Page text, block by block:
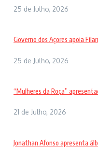
25 de Julho, 2026
Governo dos Açores apoia
25 de Julho, 2026
“Mulheres da Roça”
21 de Julho, 2026
Jonathan Afonso apresenta